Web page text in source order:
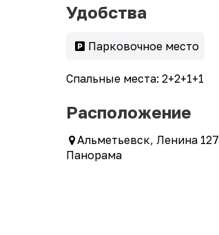
Удобства
Парковочное место
Спальные места: 2+2+1+1
Расположение
Альметьевск, Ленина 127
Панорама